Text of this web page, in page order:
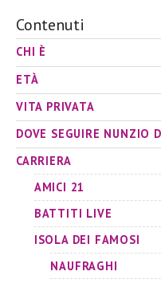
Contenuti
CHI È
ETÀ
VITA PRIVATA
CARRIERA
AMICI 21
BATTITI LIVE
ISOLA DEI FAMOSI
NAUFRAGHI